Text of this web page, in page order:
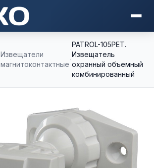
Извещатели
магнитоконтактные
PATROL-105PET.
Извещатель
охранный объемный
комбинированный